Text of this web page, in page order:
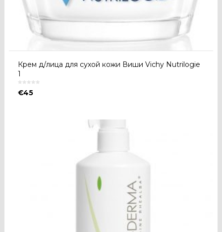
Крем д/лица для сухой кожи Виши Vichy Nutrilogie
1
€45